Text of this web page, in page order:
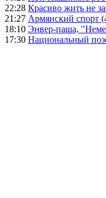
22:28 Красиво жить не
21:27 Армянский спорт
18:10 Энвер-паша,
17:30 Национальный